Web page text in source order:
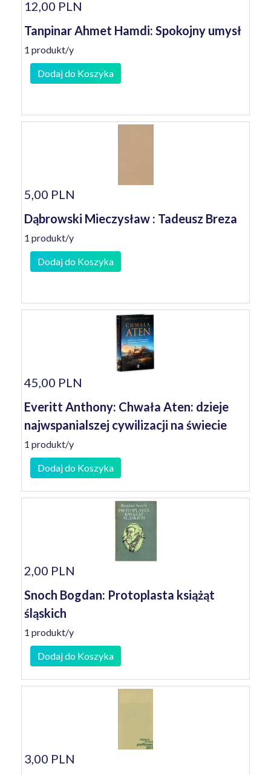
12,00 PLN
Tanpinar Ahmet Hamdi: Spokojny umysł
1 produkt/y
Dodaj do Koszyka
5,00 PLN
Dąbrowski Mieczysław : Tadeusz Breza
1 produkt/y
Dodaj do Koszyka
45,00 PLN
Everitt Anthony: Chwała Aten: dzieje
najwspanialszej cywilizacji na świecie
1 produkt/y
Dodaj do Koszyka
2,00 PLN
Snoch Bogdan: Protoplasta książąt
śląskich
1 produkt/y
Dodaj do Koszyka
3,00 PLN